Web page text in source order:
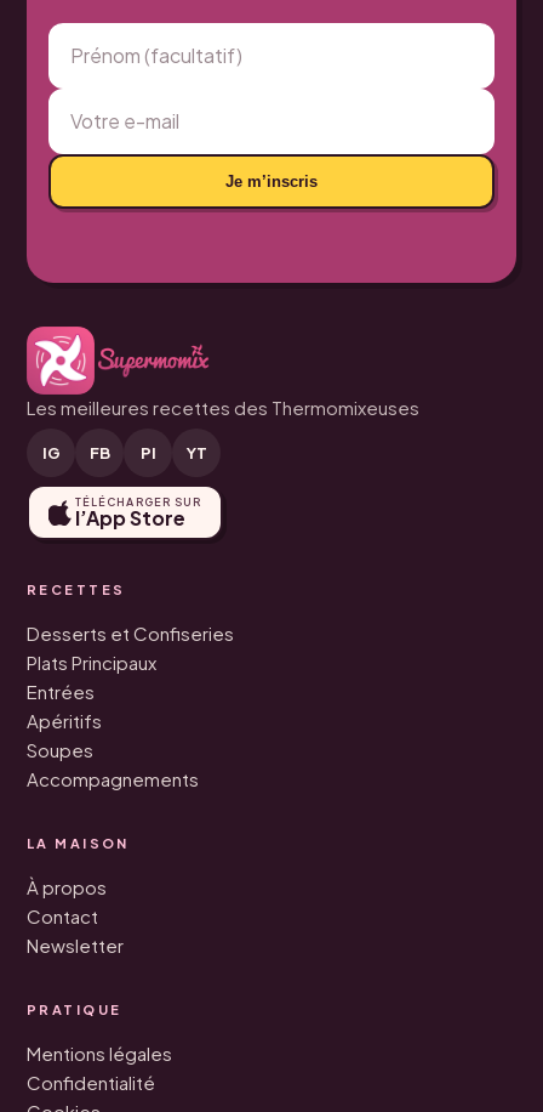
Je m’inscris
Les meilleures recettes des Thermomixeuses
IG FB PI YT
TÉLÉCHARGER SUR
l’App Store
RECETTES
Desserts et Confiseries
Plats Principaux
Entrées
Apéritifs
Soupes
Accompagnements
LA MAISON
À propos
Contact
Newsletter
PRATIQUE
Mentions légales
Confidentialité